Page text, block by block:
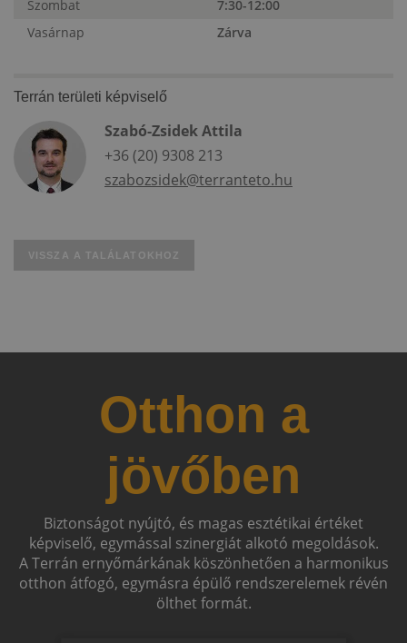
Szombat
7:30-12:00
Vasárnap
Zárva
Terrán területi képviselő
Szabó-Zsidek Attila
+36 (20) 9308 213
szabozsidek@terranteto.hu
VISSZA A TALÁLATOKHOZ
Otthon a
jövőben
Biztonságot nyújtó, és magas esztétikai értéket
képviselő, egymással szinergiát alkotó megoldások.
A Terrán ernyőmárkának köszönhetően a harmonikus
otthon átfogó, egymásra épülő rendszerelemek révén
ölthet formát.